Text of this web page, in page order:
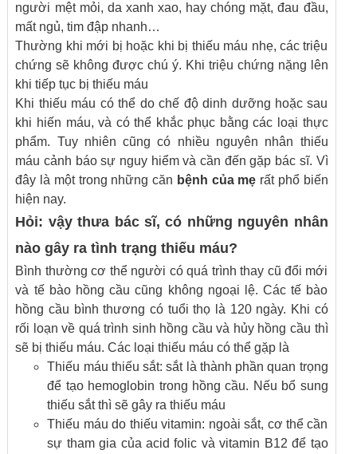
người mệt mỏi, da xanh xao, hay chóng mặt, đau đầu,
mất ngủ, tim đập nhanh…
Thường khi mới bị hoặc khi bị thiếu máu nhẹ, các triệu
chứng sẽ không được chú ý. Khi triệu chứng nặng lên
khi tiếp tục bị thiếu máu
Khi thiếu máu có thể do chế độ dinh dưỡng hoặc sau
khi hiến máu, và có thể khắc phục bằng các loại thực
phẩm. Tuy nhiên cũng có nhiều nguyên nhân thiếu
máu cảnh báo sự nguy hiểm và cần đến gặp bác sĩ. Vì
đây là một trong những căn bệnh của mẹ rất phổ biến
hiện nay.
Hỏi: vậy thưa bác sĩ, có những nguyên nhân
nào gây ra tình trạng thiếu máu?
Bình thường cơ thể người có quá trình thay cũ đổi mới
và tế bào hồng cầu cũng không ngoại lệ. Các tế bào
hồng cầu bình thương có tuổi thọ là 120 ngày. Khi có
rối loạn về quá trình sinh hồng cầu và hủy hồng cầu thì
sẽ bị thiếu máu. Các loại thiếu máu có thể gặp là
Thiếu máu thiếu sắt: sắt là thành phần quan trọng
để tạo hemoglobin trong hồng cầu. Nếu bổ sung
thiếu sắt thì sẽ gây ra thiếu máu
Thiếu máu do thiếu vitamin: ngoài sắt, cơ thể cần
sự tham gia của acid folic và vitamin B12 để tạo